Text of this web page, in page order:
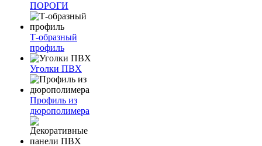
ПОРОГИ
Т-образный
профиль
Уголки ПВХ
Профиль из
дюрополимера